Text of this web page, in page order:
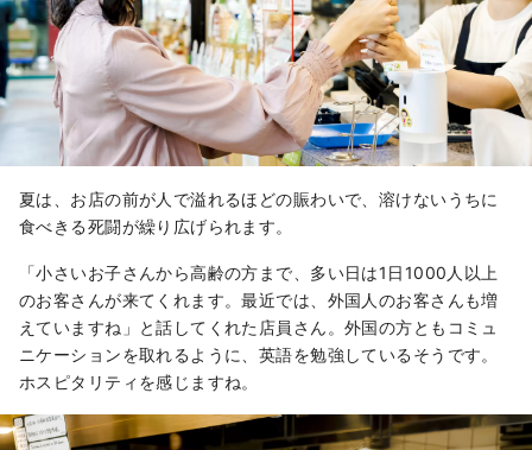
夏は、お店の前が人で溢れるほどの賑わいで、溶けないうちに
食べきる死闘が繰り広げられます。
「小さいお子さんから高齢の方まで、多い日は1日1000人以上
のお客さんが来てくれます。最近では、外国人のお客さんも増
えていますね」と話してくれた店員さん。外国の方ともコミュ
ニケーションを取れるように、英語を勉強しているそうです。
ホスピタリティを感じますね。